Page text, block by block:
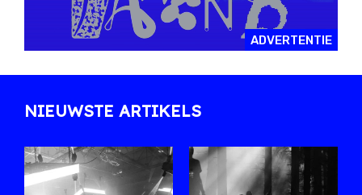
ADVERTENTIE
NIEUWSTE ARTIKELS